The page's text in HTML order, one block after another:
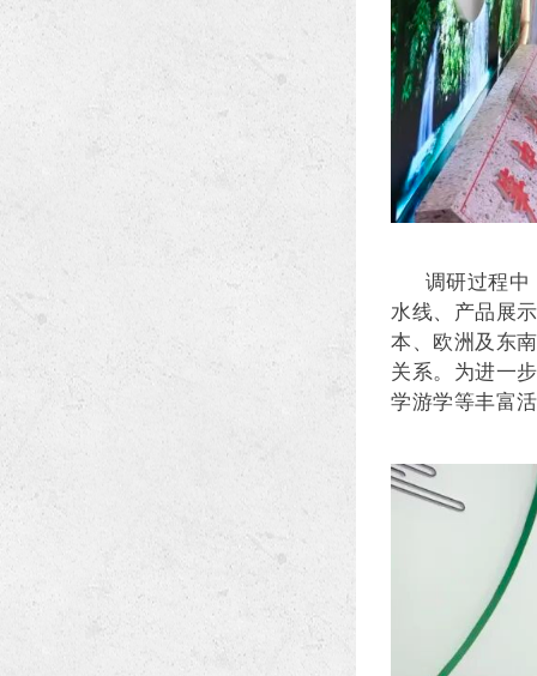
调研过程中
水线、产品展
本、欧洲及东
关系。为进一
学游学等丰富